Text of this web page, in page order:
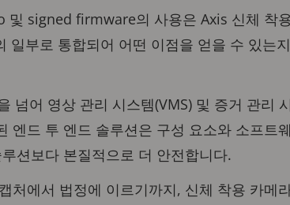
및 signed firmware의 사용은 Axis 신체 착
일부로 통합되어 어떤 이점을 얻을 수 있는
넘어 영상 관리 시스템(VMS) 및 증거 관리
엔드 투 엔드 솔루션은 구성 요소와 소프트
션보다 본질적으로 더 안전합니다.
처에서 법정에 이르기까지, 신체 착용 카메